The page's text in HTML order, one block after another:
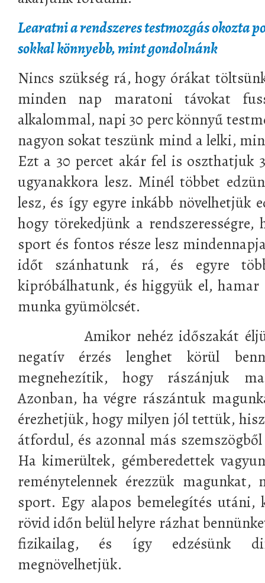
Learatni a rendszeres testmozgás okozta
sokkal könnyebb, mint gondolnánk
Nincs szükség rá, hogy órákat
minden nap maratoni távokat
alkalommal, napi 30 perc könnyű
nagyon sokat teszünk mind a lelki,
Ezt a 30 percet akár fel is oszthatjuk
ugyanakkora lesz. Minél többet
lesz, és így egyre inkább növelhetjük
hogy törekedjünk a
sport és fontos része lesz
időt szánhatunk rá, és egyre
kipróbálhatunk, és higgyük el, hamar
munka gyümölcsét.
Amikor nehéz időszakát éljük
negatív érzés lenghet körül
megnehezítik, hogy rászánjuk
Azonban, ha végre rászántuk
érezhetjük, hogy milyen jól tettük,
átfordul, és azonnal más
Ha kimerültek, gémberedettek
reménytelennek érezzük magunkat,
sport. Egy alapos bemelegítés utáni,
rövid időn belül helyre rázhat
fizikailag, és így edzésünk
megnövelhetjük.